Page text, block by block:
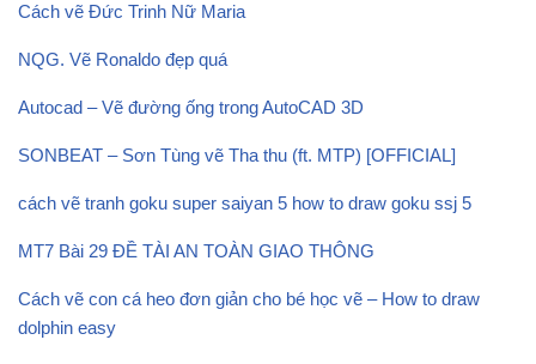
Cách vẽ Đức Trinh Nữ Maria
NQG. Vẽ Ronaldo đẹp quá
Autocad – Vẽ đường ống trong AutoCAD 3D
SONBEAT – Sơn Tùng vẽ Tha thu (ft. MTP) [OFFICIAL]
cách vẽ tranh goku super saiyan 5 how to draw goku ssj 5
MT7 Bài 29 ĐỀ TÀI AN TOÀN GIAO THÔNG
Cách vẽ con cá heo đơn giản cho bé học vẽ – How to draw
dolphin easy